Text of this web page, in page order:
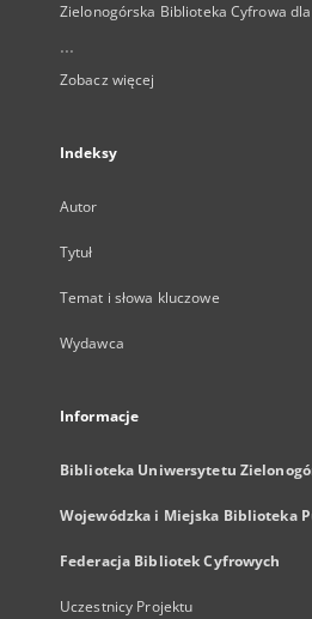
Zielonogórska Biblioteka Cyfrowa
...
Zobacz więcej
Indeksy
Autor
Tytuł
Temat i słowa kluczowe
Wydawca
Informacje
Biblioteka Uniwersytetu
Wojewódzka i Miejska Biblioteka
Federacja Bibliotek Cyfrowych
Uczestnicy Projektu